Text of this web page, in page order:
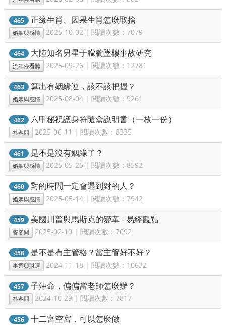
465 正緣生肖、因果生肖怎麼取捨
婚姻與感情 2025-10-02 | 閱讀次數：7079
464 大陸知名男星于朦朧墜樓事故研究
流年停看聽 2025-09-26 | 閱讀次數：12781
463 算出有姻緣運，該不該把握？
婚姻與感情 2025-08-04 | 閱讀次數：9261
462 六甲秘祝護身符隨盒說明書（一枚一份）
答客問 2025-06-11 | 閱讀次數：8335
461 是不是沒有姻緣了？
婚姻與感情 2025-05-25 | 閱讀次數：8592
460 對的時間一定會遇到對的人？
婚姻與感情 2025-05-14 | 閱讀次數：7942
459 美國川普與馬斯克的變革 - 易經觀點
答客問 2025-02-10 | 閱讀次數：7092
458 是不是有主管格？當主管好不好？
事業與財運 2024-11-18 | 閱讀次數：10632
457 子沖命，偏偏當老師怎麼辦？
答客問 2024-10-29 | 閱讀次數：7817
456 十二宮空宮，可以怎麼做